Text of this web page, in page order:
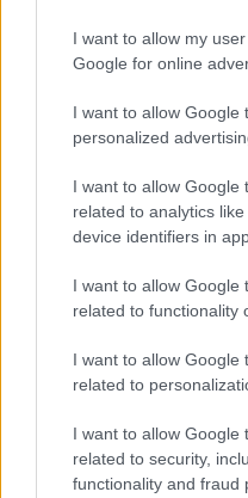
I want to allow my
Google for online
I want to allow Google
personalized
I want to allow Google
related to analytics
device identifiers in
I want to allow Google
related to functionality
I want to allow Google
related to
I want to allow Google
related to security,
functionality and fraud
gudrību testā